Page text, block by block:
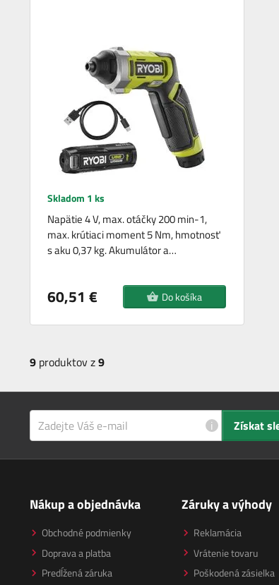
Skladom 1 ks
Napätie 4 V, max. otáčky 200 min-1,
max. krútiaci moment 5 Nm, hmotnosť
s aku 0,37 kg. Akumulátor a…
60,51 € Do košíka
9 produktov z9
i Získat
Nákup a objednávka
Obchodné podmienky
Doprava a platba
Predĺžená záruka
Záruky a výhody
Reklamácia
Vrátenie tovaru
Poškodená zásielka